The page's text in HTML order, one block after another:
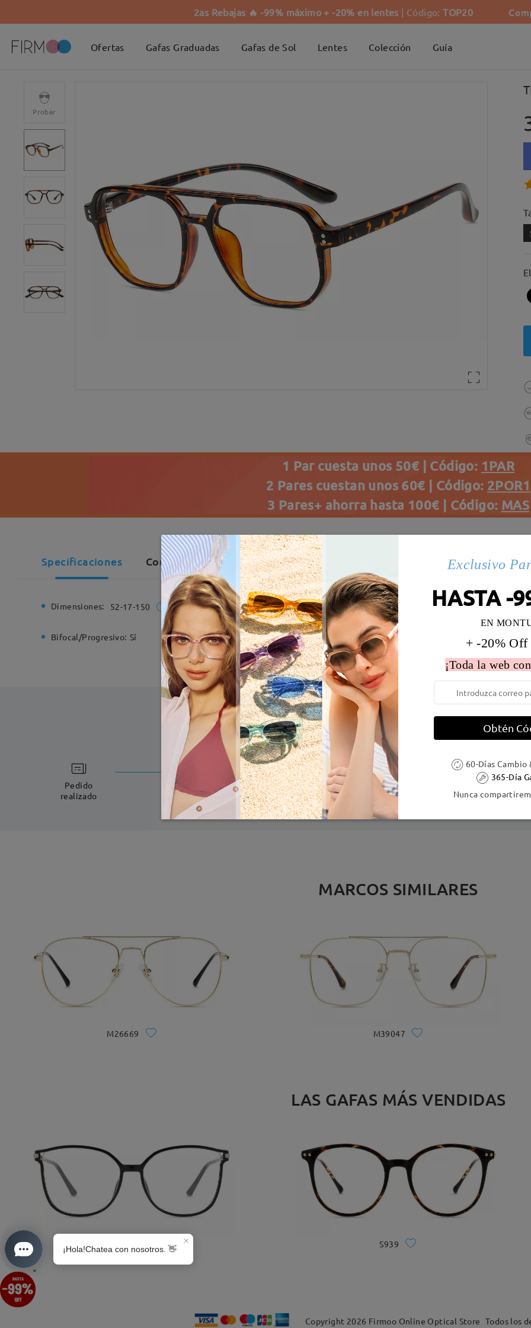
2as Rebajas 🔥 -99% máximo + -20% en lentes | Código:TOP20
Ofertas Gafas Graduadas Gafas de Sol Lentes Colección Guía
×
Probar
1 Par cuesta unos 50€ | Código: 1PAR
2 Pares cuestan unos 60€ | Código: 2POR1
3 Pares+ ahorra hasta 100€ | Código: MAS
Specificaciones Comentarios de Clientes(14)
Dimensiones: 52-17-150 Ancho de la montura: 128 mm (Paqueño) Diametro de lentes: 56 mm
Bifocal/Progresivo: Sí Bisagra de resorte: No Material de la montura: Tr
DELIVERY
Pedido
realizado
Fabricación
5-7 días laborales detalles
MARCOS SIMILARES
M26669 M39047
LAS GAFAS MÁS VENDIDAS
S939
Copyright 2026 Firmoo Online Optical Store Todos los
Exclusivo
HASTA -
EN
+ -20% Off
¡Toda la web
Obtén
60-Días Cambio
365-Día
Nunca